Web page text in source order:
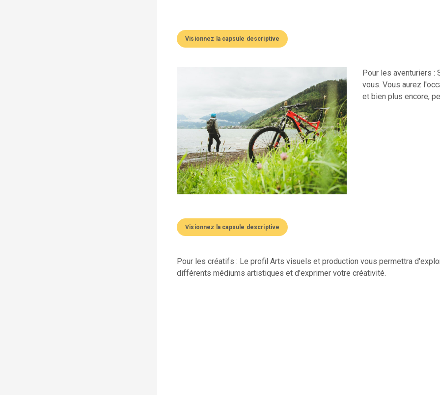
Visionnez la capsule descriptive
Pour les aventuriers :
vous. Vous aurez
et bien plus encore,
Visionnez la capsule descriptive
Pour les créatifs : Le profil Arts visuels et production vous permettra
différents médiums artistiques et d'exprimer votre créativité.